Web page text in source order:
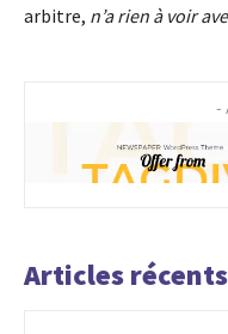
arbitre, n’a rien à voir
-
Articles récents